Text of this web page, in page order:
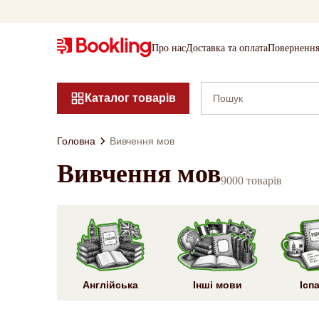
Про насДоставка та оплата
Каталог товарів
Головна Вивчення мов
Вивчення мов9000 товарів
Англійська Інші мови